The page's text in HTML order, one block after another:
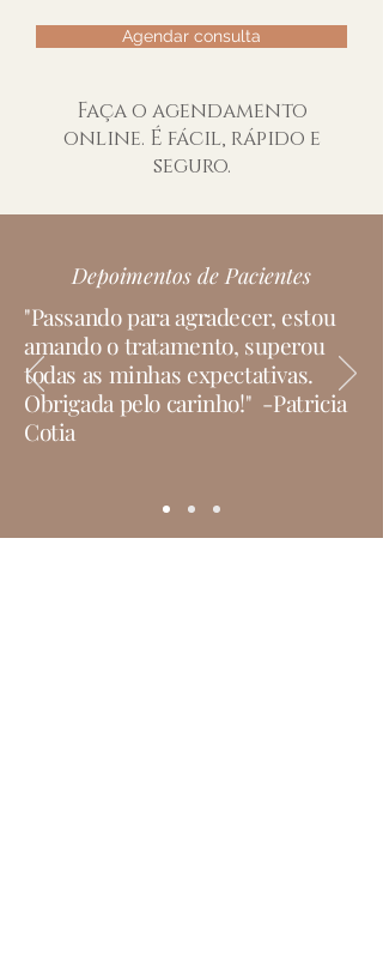
Agendar consulta
Faça o agendamento
online. É fácil, rápido e
seguro.
Depoimentos de Pacientes
"Passando para agradecer, estou
amando o tratamento, superou
todas as minhas expectativas.
Obrigada pelo carinho!" -Patricia
Cotia